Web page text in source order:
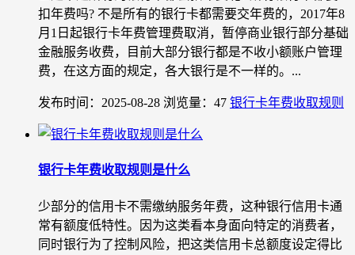
扣年费吗? 不是所有的银行卡都需要交年费的，2017年8
月1日起银行卡年费管理费取消，暂停商业银行部分基础
金融服务收费，目前大部分银行都是不收小额账户管理
费，在这方面的规定，各大银行是不一样的。...
发布时间：2025-08-28 浏览量：47 银行卡年费收取规则
银行卡年费收取规则是什么
少部分的信用卡不需缴纳服务年费，这种银行信用卡通
常有额度低特性。因为这类看本身面向特定的消费者，
同时银行为了控制风险，把这类信用卡总额度设定得比